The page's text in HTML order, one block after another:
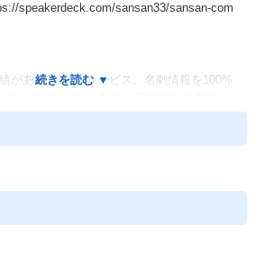
speakerdeck.com/sansan33/sansan-com
がある営業DXサービス。名刺情報を100%
基盤を作る事ができます。企業の業績や売
ードデータと、利用企業と顧客との接点
グ活動に最適なデータを活用できるサー
書などあらゆる請求書がデータ化され、